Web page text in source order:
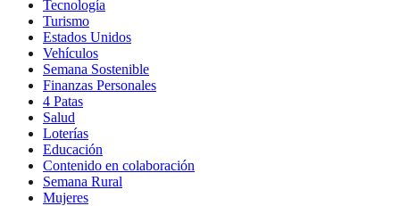
Tecnología
Turismo
Estados Unidos
Vehículos
Semana Sostenible
Finanzas Personales
4 Patas
Salud
Loterías
Educación
Contenido en colaboración
Semana Rural
Mujeres